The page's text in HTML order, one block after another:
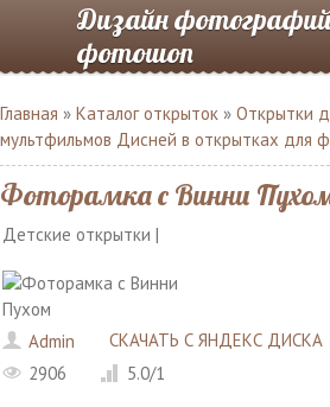
Дизайн
фотошоп
Главная » Каталог открыток » Открытки
мультфильмов Дисней в открытках для
Фоторамка с Винни
Детские открытки |
Admin
СКАЧАТЬ С ЯНДЕКС ДИСКА
2906
5.0/1